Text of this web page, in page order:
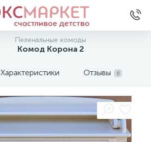
Пеленальные комоды
Комод Корона 2
Характеристики Отзывы 6